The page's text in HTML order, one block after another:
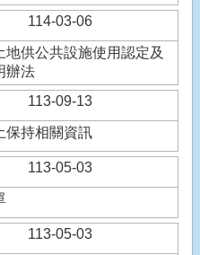
114-03-06
地供公共設施使用認定及
辦法
113-09-13
保持相關資訊
113-05-03
113-05-03